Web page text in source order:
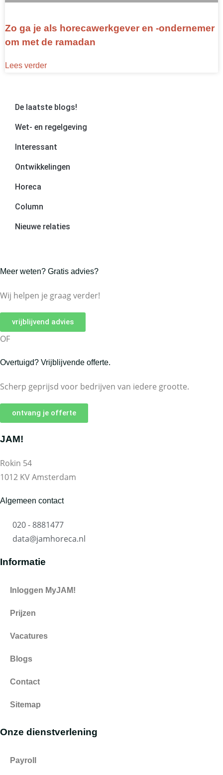
Zo ga je als horecawerkgever en -ondernemer
om met de ramadan
Lees verder
De laatste blogs!
Wet- en regelgeving
Interessant
Ontwikkelingen
Horeca
Column
Nieuwe relaties
Meer weten? Gratis advies?
Wij helpen je graag verder!
vrijblijvend advies
OF
Overtuigd? Vrijblijvende offerte.
Scherp geprijsd voor bedrijven van iedere grootte.
ontvang je offerte
JAM!
Rokin 54
1012 KV Amsterdam
Algemeen contact
020 - 8881477
data@jamhoreca.nl
Informatie
Inloggen MyJAM!
Prijzen
Vacatures
Blogs
Contact
Sitemap
Onze dienstverlening
Payroll